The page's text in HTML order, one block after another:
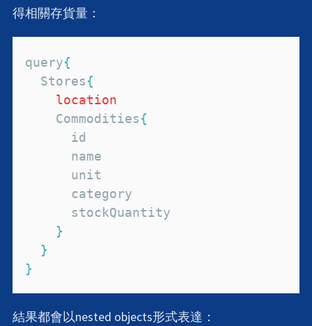
得相關存貨量：
query{
Stores{
location
Commodities{
}
}
}
結果都會以nested objects形式表達：